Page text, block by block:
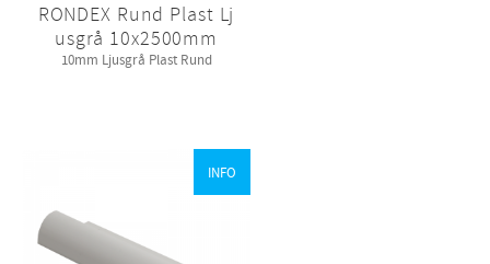
RONDEX Rund Plast Lj
usgrå 10x2500mm
​10mm Ljusgrå Plast Rund​
INFO